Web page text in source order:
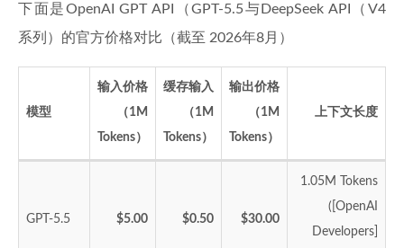
下面是OpenAI GPT API（GPT-5.5与DeepSeek API（V4
系列）的官方价格对比（截至 2026年8月）
模型
输入价格
（1M
Tokens）
缓存输入
（1M
Tokens）
输出价格
（1M
Tokens）
上下文长度
GPT-5.5 $5.00 $0.50 $30.00
1.05M Tokens
([OpenAI
Developers]